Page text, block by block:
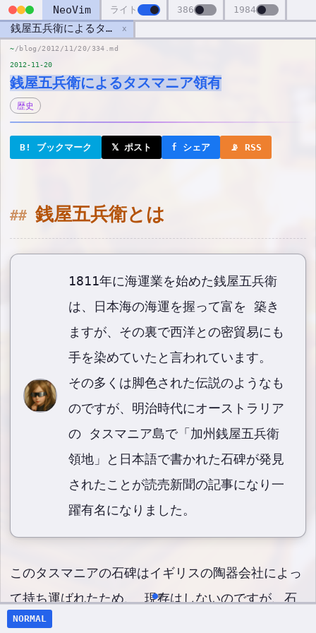
NeoVim ライト 386 1984
銭屋五兵衛によるタスマニア領有 x
~/blog/2012/11/20/334.md
2012-11-20
銭屋五兵衛によるタスマニア領有
歴史
B! ブックマーク 𝕏 ポスト f シェア 📡 RSS
銭屋五兵衛とは
1811年に海運業を始めた銭屋五兵衛
は、日本海の海運を握って富を 築き
ますが、その裏で西洋との密貿易にも
手を染めていたと言われています。
その多くは脚色された伝説のようなも
のですが、明治時代にオーストラリア
の タスマニア島で「加州銭屋五兵衛
領地」と日本語で書かれた石碑が発見
されたことが読売新聞の記事になり一
躍有名になりました。
このタスマニアの石碑はイギリスの陶器会社によっ
て持ち運ばれたため、 現存はしないのですが、石
碑が発見されたことは当時の現地の複数の 新聞社
NORMAL